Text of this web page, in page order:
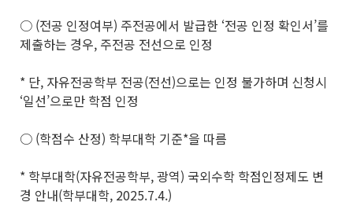
○ (전공 인정여부) 주전공에서 발급한 ‘전공 인정 확인서’를
제출하는 경우, 주전공 전선으로 인정
* 단, 자유전공학부 전공(전선)으로는 인정 불가하며 신청시
‘일선’으로만 학점 인정
○ (학점수 산정) 학부대학 기준*을 따름
* 학부대학(자유전공학부, 광역) 국외수학 학점인정제도 변
경 안내(학부대학, 2025.7.4.)